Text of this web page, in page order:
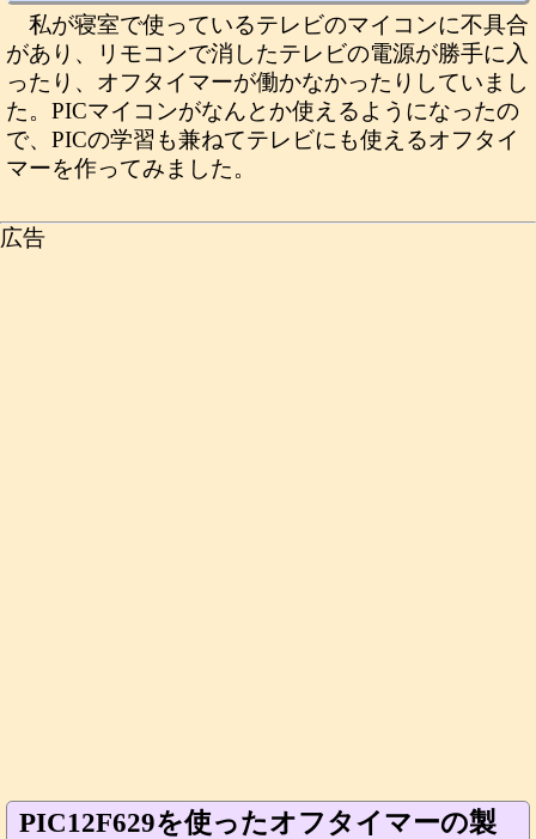
私が寝室で使っているテレビのマイコンに不具合
があり、リモコンで消したテレビの電源が勝手に入
ったり、オフタイマーが働かなかったりしていまし
た。PICマイコンがなんとか使えるようになったの
で、PICの学習も兼ねてテレビにも使えるオフタイ
マーを作ってみました。
広告
PIC12F629を使ったオフタイマーの製